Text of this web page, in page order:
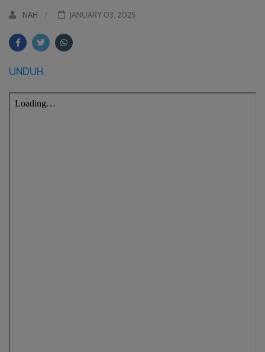
NAH JANUARY 03, 2025
UNDUH